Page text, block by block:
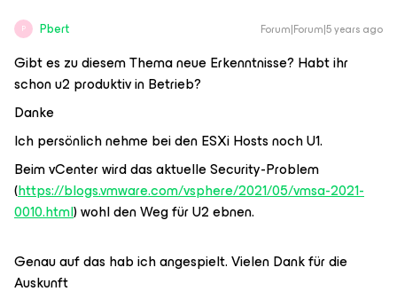
P Pbert Forum|Forum|5 years ago
Gibt es zu diesem Thema neue Erkenntnisse? Habt ihr
schon u2 produktiv in Betrieb?
Danke
Ich persönlich nehme bei den ESXi Hosts noch U1.
Beim vCenter wird das aktuelle Security-Problem
(https://blogs.vmware.com/vsphere/2021/05/vmsa-2021-
0010.html) wohl den Weg für U2 ebnen.
Genau auf das hab ich angespielt. Vielen Dank für die
Auskunft